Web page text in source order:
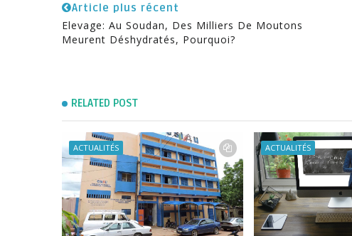
Article plus récent
Elevage: Au Soudan, Des Milliers De Moutons
Meurent Déshydratés, Pourquoi?
RELATED POST
ACTUALITÉS ACTUALITÉS